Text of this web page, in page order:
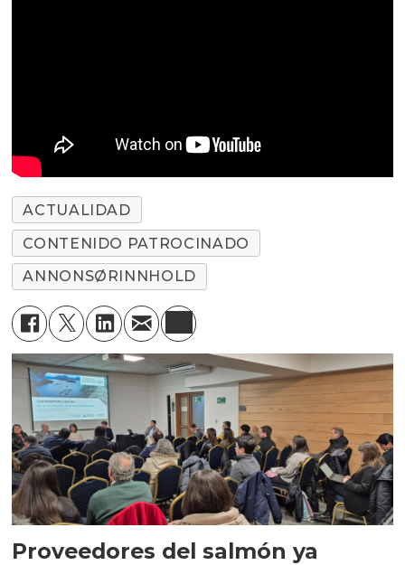
ACTUALIDAD
CONTENIDO PATROCINADO
ANNONSØRINNHOLD
Proveedores del salmón ya